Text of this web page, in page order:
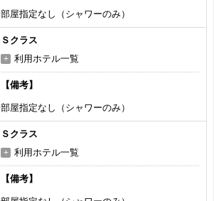
部屋指定なし（シャワーのみ）
Ｓクラス
利用ホテル一覧
【備考】
部屋指定なし（シャワーのみ）
Ｓクラス
利用ホテル一覧
【備考】